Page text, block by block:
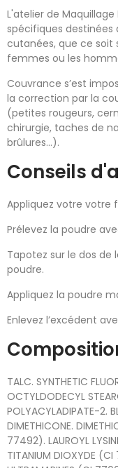
L'atelier de
spécifiques destinées
cutanées, que ce soit
femmes ou les
Couvrance s’est
la correction par la
(petites rougeurs,
chirurgie, taches de
brûlures…).
Conseils
Appliquez votre
Prélevez la poudre
Tapotez sur le dos de
poudre.
Appliquez la poudre
Enlevez l’excédent
TALC. SYNTHETIC
OCTYLDODECYL
POLYACYLADIPATE-2.
DIMETHICONE.
77492). LAUROYL
TITANIUM DIOXYDE (CI